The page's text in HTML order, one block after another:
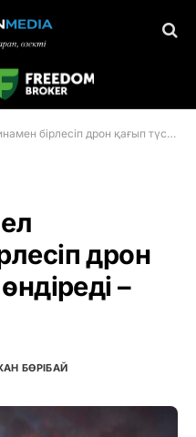
дрон қағып түсіргіш өндіреді – Reuters
дрон
–
БӨРІБАЙ